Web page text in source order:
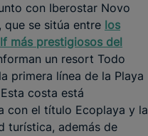
con Iberostar Novo
que se sitúa entre los
más prestigiosos del
un resort Todo
primera línea de la Playa
costa está
con el título Ecoplaya y la
turística, además de